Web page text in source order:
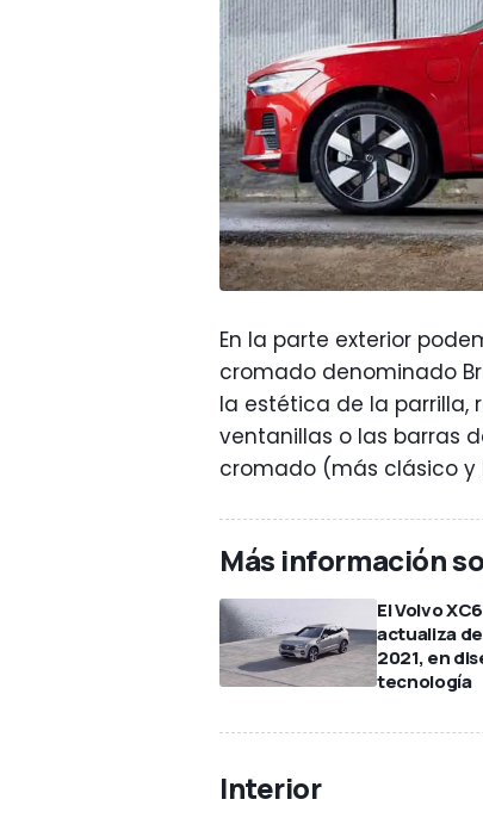
En la parte exterior
cromado denominado
la estética de la parrilla,
ventanillas o las barras
cromado (más clásico y
Más información
El Volvo
actualiza
2021, en
tecnología
Interior